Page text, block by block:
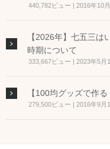
440,782ビュー 2016年10
【2026年】七五三
時期について
333,667ビュー 2023年5月
【100均グッズで作
279,500ビュー 2016年9月